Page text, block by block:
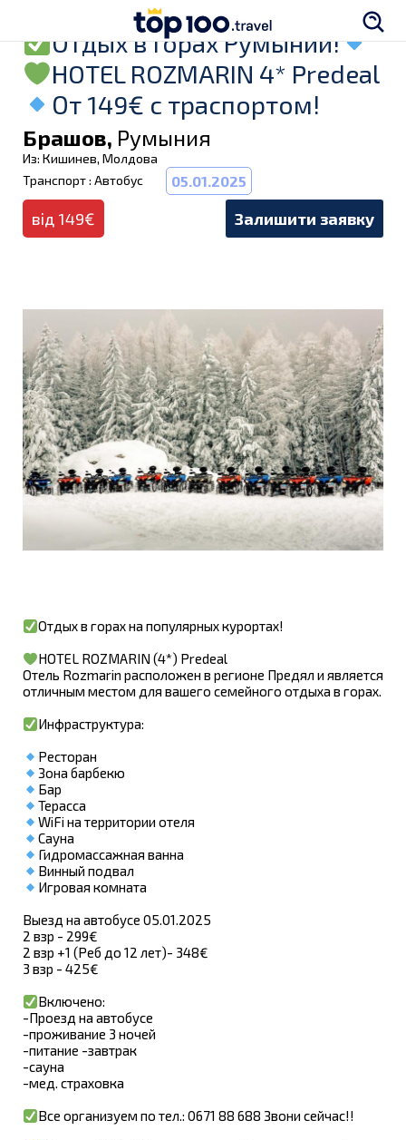
Отдых в Горах Румынии!
HOTEL ROZMARIN 4* Predeal
От 149€ с траспортом!
Брашов, Румыния
Из: Кишинев, Молдова
Транспорт : Автобус
05.01.2025
від 149€ Залишити заявку
Отдых в горах на популярных курортах!
HOTEL ROZMARIN (4*) Predeal
Отель Rozmarin расположен в регионе Предял и является
отличным местом для вашего семейного отдыха в горах.
Инфраструктура:
Ресторан
Зона барбекю
Бар
Терасса
WiFi на территории отеля
Сауна
Гидромассажная ванна
Винный подвал
Игровая комната
Выезд на автобусе 05.01.2025
2 взр - 299€
2 взр +1 (Реб до 12 лет)- 348€
3 взр - 425€
Включено:
-Проезд на автобусе
-проживание 3 ночей
-питание -завтрак
-сауна
-мед. страховка
Все организуем по тел.: 0671 88 688 Звони сейчас!!